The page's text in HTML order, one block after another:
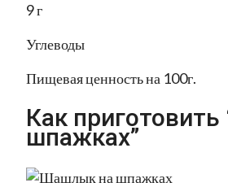
9 г
Углеводы
Пищевая ценность на 100г.
Как
шпажках”